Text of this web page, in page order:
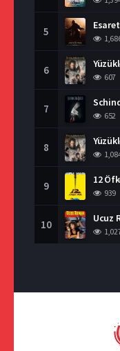
5
6
607
7
652
8
9 12
939
10 Ucuz